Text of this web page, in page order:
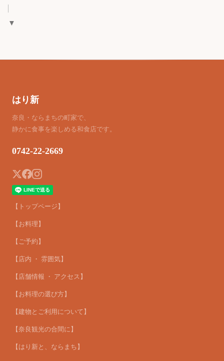
▼
はり新
奈良・ならまちの町家で、
静かに食事を楽しめる和食店です。
0742-22-2669
【トップページ】
【お料理】
【ご予約】
【店内 ・ 雰囲気】
【店舗情報 ・ アクセス】
【お料理の選び方】
【建物とご利用について】
【奈良観光の合間に】
【はり新と、ならまち】